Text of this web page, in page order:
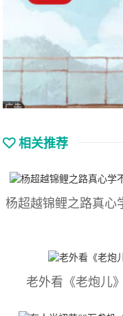
相关推荐
杨超越锦鲤之路真心
老外看《老炮儿